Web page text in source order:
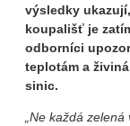
výsledky
koupališť je
odborníci
teplotám a
sinic.
„Ne každá